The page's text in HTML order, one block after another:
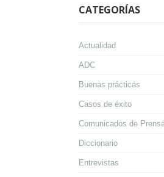
CATEGORÍAS
Actualidad
ADC
Buenas prácticas
Casos de éxito
Comunicados de
Diccionario
Entrevistas